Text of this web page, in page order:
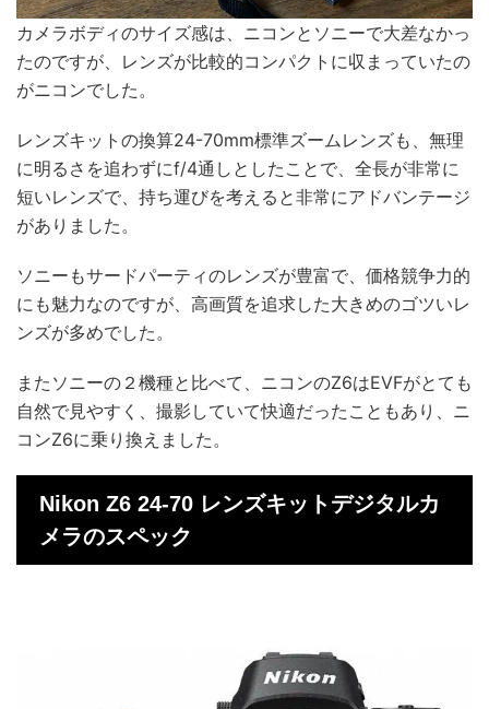
カメラボディのサイズ感は、ニコンとソニーで大差なかっ
たのですが、レンズが比較的コンパクトに収まっていたの
がニコンでした。
レンズキットの換算24-70mm標準ズームレンズも、無理
に明るさを追わずにf/4通しとしたことで、全長が非常に
短いレンズで、持ち運びを考えると非常にアドバンテージ
がありました。
ソニーもサードパーティのレンズが豊富で、価格競争力的
にも魅力なのですが、高画質を追求した大きめのゴツいレ
ンズが多めでした。
またソニーの２機種と比べて、ニコンのZ6はEVFがとても
自然で見やすく、撮影していて快適だったこともあり、ニ
コンZ6に乗り換えました。
Nikon Z6 24-70 レンズキットデジタルカ
メラのスペック